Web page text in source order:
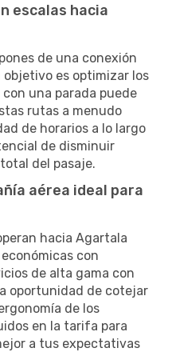
escalas hacia
de una conexión
es optimizar los
una parada puede
rutas a menudo
de horarios a lo largo
de disminuir
del pasaje.
aérea ideal para
hacia Agartala
con
de alta gama con
oportunidad de cotejar
de los
en la tarifa para
a tus expectativas